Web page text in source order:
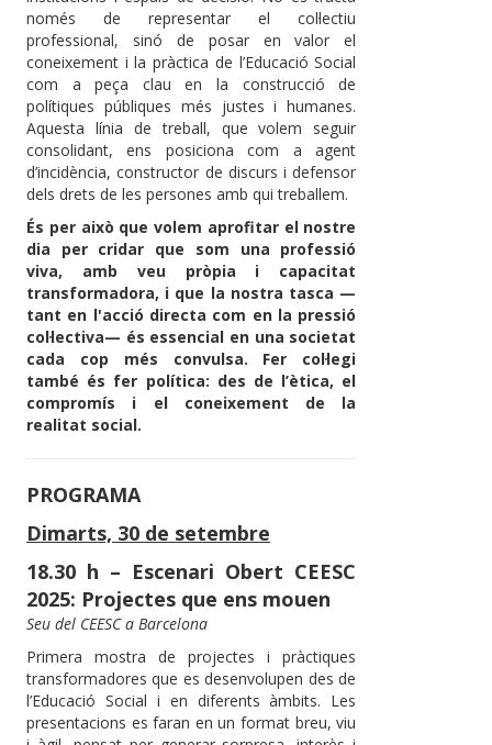
només de representar el col·lectiu
professional, sinó de posar en valor el
coneixement i la pràctica de l’Educació Social
com a peça clau en la construcció de
polítiques públiques més justes i humanes.
Aquesta línia de treball, que volem seguir
consolidant, ens posiciona com a agent
d’incidència, constructor de discurs i defensor
dels drets de les persones amb qui treballem.
És per això que volem aprofitar el nostre
dia per cridar que som una professió
viva, amb veu pròpia i capacitat
transformadora, i que la nostra tasca —
tant en l'acció directa com en la pressió
col·lectiva— és essencial en una societat
cada cop més convulsa. Fer col·legi
també és fer política: des de l’ètica, el
compromís i el coneixement de la
realitat social.
PROGRAMA
Dimarts, 30 de setembre
18.30 h – Escenari Obert CEESC
2025: Projectes que ens mouen
Seu del CEESC a Barcelona
Primera mostra de projectes i pràctiques
transformadores que es desenvolupen des de
l’Educació Social i en diferents àmbits. Les
presentacions es faran en un format breu, viu